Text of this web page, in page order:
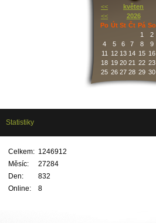
<< květen
<<
2026
Po Út St Čt Pá So
1
2
4
5 6 7 8 9
11
12 13 14 15 16
18 19 20 21 22 23
25 26 27 28 29 30
Statistiky
Online: 8
Celkem: 1246912
Měsíc:
27284
Den:
832